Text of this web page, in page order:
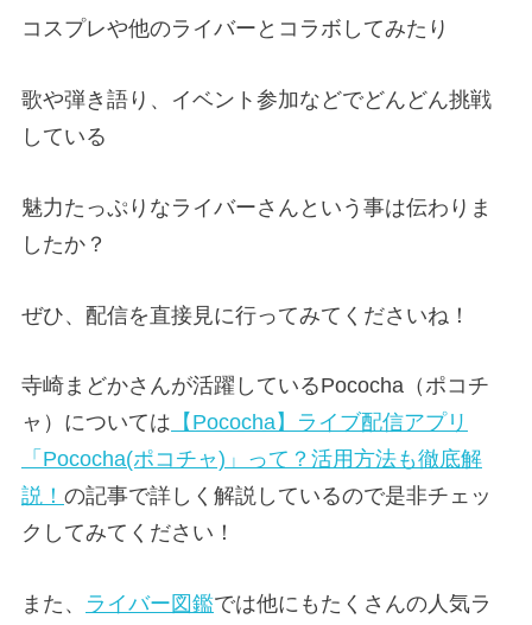
コスプレや他のライバーとコラボしてみたり
歌や弾き語り、イベント参加などでどんどん挑戦
している
魅力たっぷりなライバーさんという事は伝わりま
したか？
ぜひ、配信を直接見に行ってみてくださいね！
寺崎まどかさんが活躍しているPococha（ポコチ
ャ）については 【Pococha】ライブ配信アプリ
「Pococha(ポコチャ)」って？活用方法も徹底解
説！ の記事で詳しく解説しているので是非チェッ
クしてみてください！
また、 ライバー図鑑では他にもたくさんの人気ラ